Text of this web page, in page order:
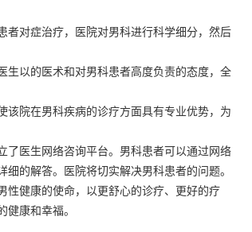
对症治疗，医院对男科进行科学细分，然后
以的医术和对男科患者高度负责的态度，全
院在男科疾病的诊疗方面具有专业优势，为
医生网络咨询平台。男科患者可以通过网络
的解答。医院将切实解决男科患者的问题。
健康的使命，以更舒心的诊疗、更好的疗
康和幸福。